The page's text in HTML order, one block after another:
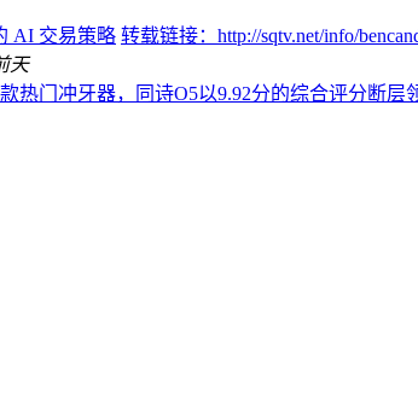
AI 交易策略 转载链接：http://sqtv.net/info/
天
热门冲牙器，同诗O5以9.92分的综合评分断